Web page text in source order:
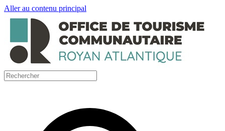
Aller au contenu principal